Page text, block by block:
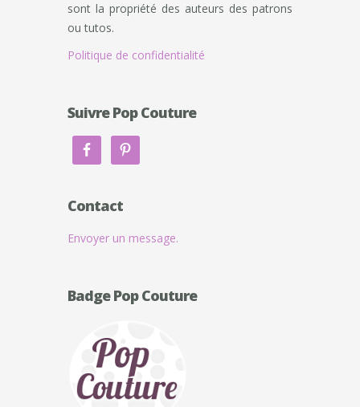
sont la propriété des auteurs des patrons
ou tutos.
Politique de confidentialité
Suivre Pop Couture
Contact
Envoyer un message.
Badge Pop Couture